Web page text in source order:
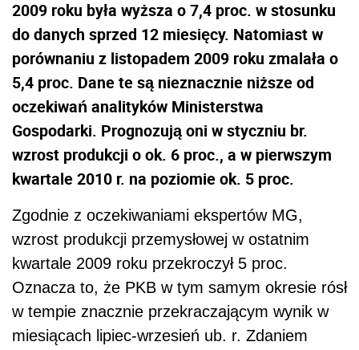
2009 roku była wyższa o 7,4 proc. w stosunku
do danych sprzed 12 miesięcy. Natomiast w
porównaniu z listopadem 2009 roku zmalała o
5,4 proc. Dane te są nieznacznie niższe od
oczekiwań analityków Ministerstwa
Gospodarki. Prognozują oni w styczniu br.
wzrost produkcji o ok. 6 proc., a w pierwszym
kwartale 2010 r. na poziomie ok. 5 proc.
Zgodnie z oczekiwaniami ekspertów MG,
wzrost produkcji przemysłowej w ostatnim
kwartale 2009 roku przekroczył 5 proc.
Oznacza to, że PKB w tym samym okresie rósł
w tempie znacznie przekraczającym wynik w
miesiącach lipiec-wrzesień ub. r. Zdaniem